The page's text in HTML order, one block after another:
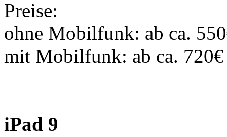
Preise:
ohne Mobilfunk: ab ca.
mit Mobilfunk: ab ca. 720€
iPad 9